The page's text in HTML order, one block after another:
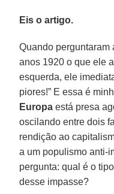
Eis o artigo.
Quando
anos 1920 o que ele
esquerda, ele
piores!” E essa é
Europa está presa
oscilando entre dois
rendição ao
a um populismo anti-
pergunta: qual é o
desse impasse?